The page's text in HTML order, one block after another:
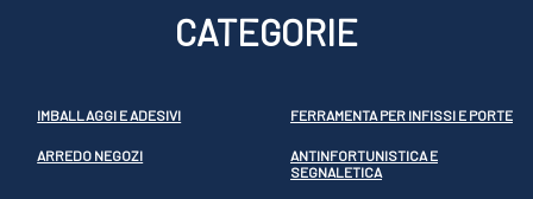
CATEGORIE
IMBALLAGGI E ADESIVI FERRAMENTA PER INFISSI E PORTE
ARREDO NEGOZI
ANTINFORTUNISTICA E
SEGNALETICA